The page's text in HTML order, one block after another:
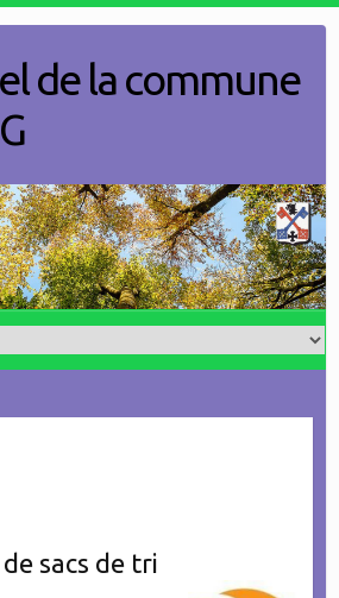
de la commune
sacs de tri